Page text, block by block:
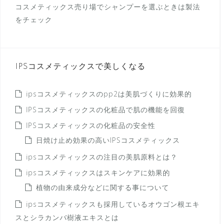
コスメティックス売り場でシャンプーを選ぶときは製法
をチェック
IPSコスメティックスで美しくなる
ipsコスメティックスのpp2は美肌づくりに効果的
IPSコスメティックスの化粧品で肌の機能を回復
IPSコスメティックスの化粧品の安全性
日焼け止め効果の高いIPSコスメティックス
ipsコスメティックスの注目の美肌原料とは？
ipsコスメティックスはスキンケアに効果的
植物の由来成分などに関する事について
ipsコスメティックスも採用しているオウゴン根エキ
スとシラカンバ樹液エキスとは